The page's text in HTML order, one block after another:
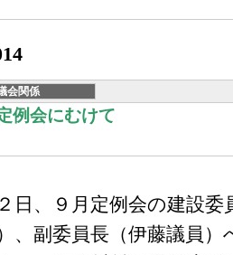
会関係
例会にむけて
日、９月定例会の建設委
）、副委員長（伊藤議員